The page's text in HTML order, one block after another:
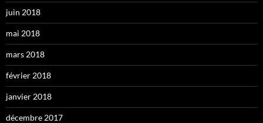
juin 2018
mai 2018
mars 2018
février 2018
janvier 2018
décembre 2017